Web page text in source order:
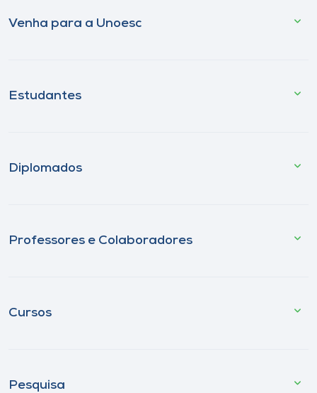
Venha para a Unoesc
Estudantes
Diplomados
Professores e Colaboradores
Cursos
Pesquisa